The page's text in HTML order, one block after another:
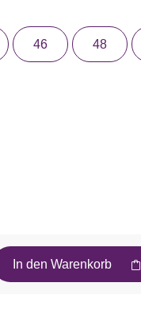
46 48
In den Warenkorb